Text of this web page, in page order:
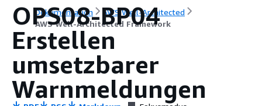
Dokumentation
AWS Well-Architected
AWS Well-Architected Framework
OPS08-BP04
Erstellen
umsetzbarer
Warnmeldungen